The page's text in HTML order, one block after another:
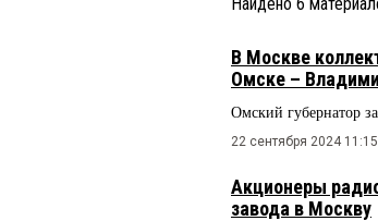
В Москве
Омске –
Омский губернатор
22 сентября 2024 11:15
Акционеры
завода в Москву